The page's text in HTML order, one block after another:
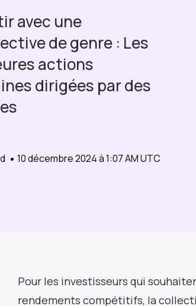
avec une
de genre : Les
actions
dirigées par des
10 décembre 2024 à 1:07 AM UTC
Pour les investisseurs qui
rendements compétitifs, la